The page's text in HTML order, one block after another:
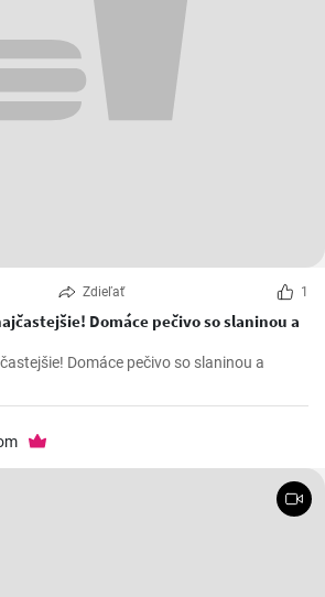
Zdieľať 1
Domáce pečivo so slaninou a
Domáce pečivo so slaninou a